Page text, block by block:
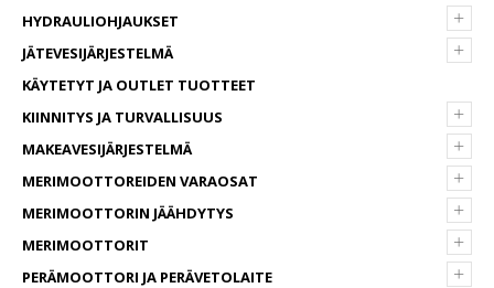
+
HYDRAULIOHJAUKSET
+
JÄTEVESIJÄRJESTELMÄ
KÄYTETYT JA OUTLET TUOTTEET
+
KIINNITYS JA TURVALLISUUS
+
MAKEAVESIJÄRJESTELMÄ
+
MERIMOOTTOREIDEN VARAOSAT
+
MERIMOOTTORIN JÄÄHDYTYS
+
MERIMOOTTORIT
+
PERÄMOOTTORI JA PERÄVETOLAITE